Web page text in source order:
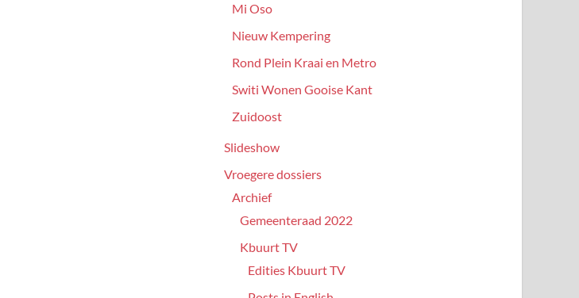
Mi Oso
Nieuw Kempering
Rond Plein Kraai en Metro
Switi Wonen Gooise Kant
Zuidoost
Slideshow
Vroegere dossiers
Archief
Gemeenteraad 2022
Kbuurt TV
Edities Kbuurt TV